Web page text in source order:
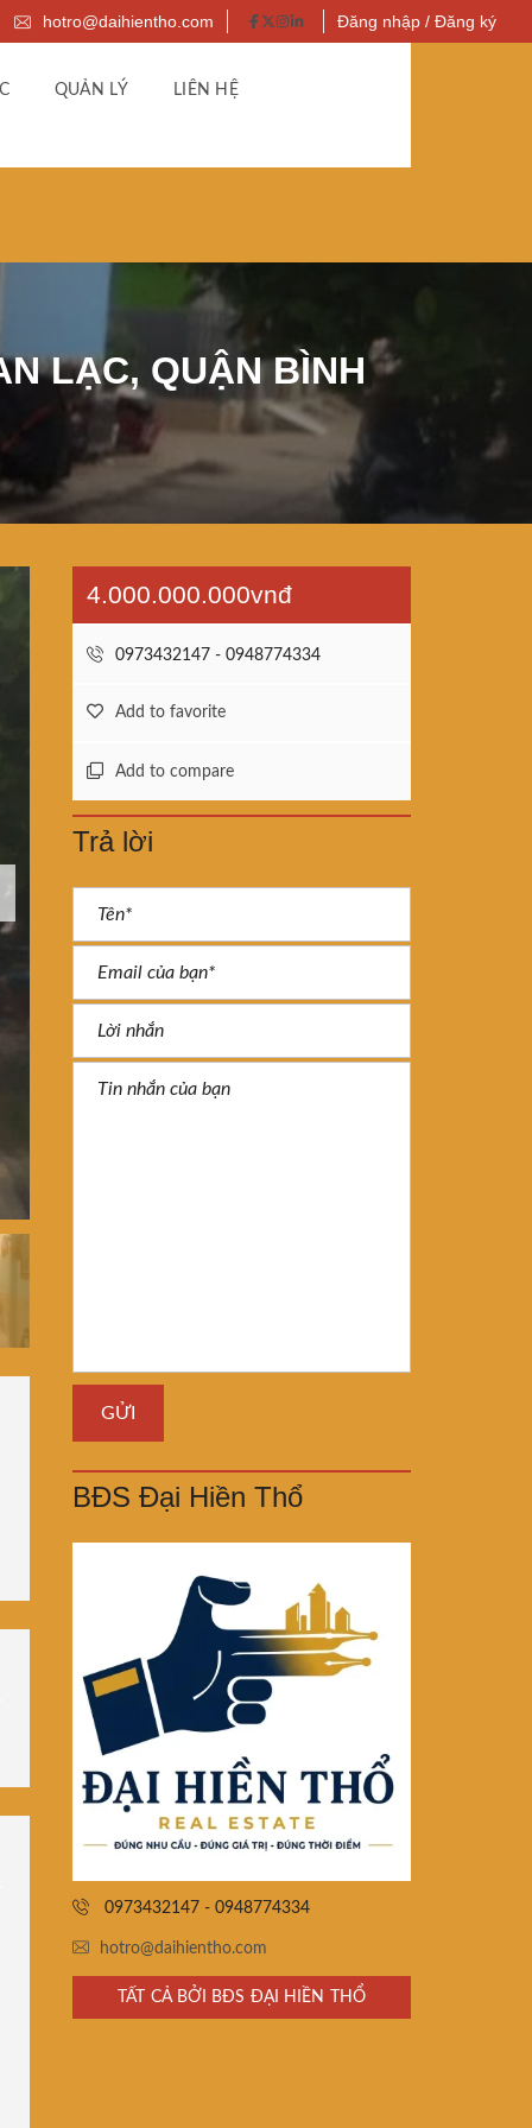
hotro@daihientho.com Đăng nhập / Đăng ký
QUẢN LÝ LIÊN HỆ
LẠC, QUẬN BÌNH
4.000.000.000vnđ
0973432147 - 0948774334
Add to favorite
Add to compare
Trả lời
BĐS Đại Hiền Thổ
0973432147 - 0948774334
hotro@daihientho.com
TẤT CẢ BỞI BĐS ĐẠI HIỀN THỔ